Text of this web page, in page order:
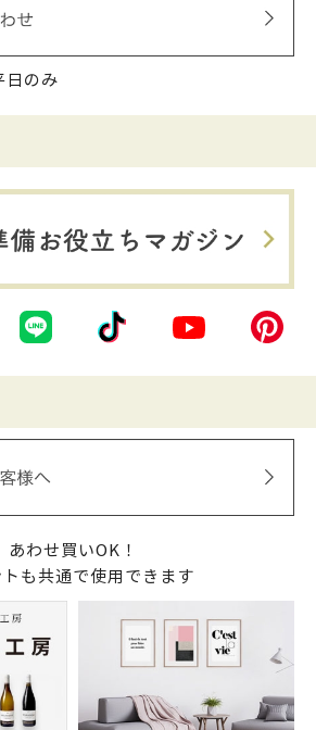
日のみ
あわせ買いOK！
も共通で使用できます